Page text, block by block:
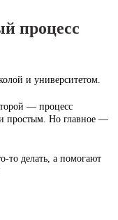
процесс
и университетом.
— процесс
простым. Но главное —
делать, а помогают